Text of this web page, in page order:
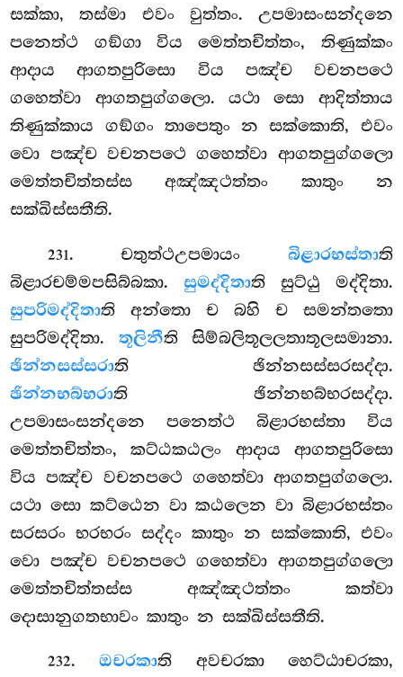
සක්කා, තස්මා එවං වුත්තං. උපමාසංසන්දනෙ
පනෙත්ථ ගඞ්ගා විය මෙත්තචිත්තං, තිණුක්කං
ආදාය ආගතපුරිසො විය පඤ්ච වචනපථෙ
ගහෙත්වා ආගතපුග්ගලො. යථා සො ආදිත්තාය
තිණුක්කාය ගඞ්ගං තාපෙතුං න සක්කොති, එවං
වො පඤ්ච වචනපථෙ ගහෙත්වා ආගතපුග්ගලො
මෙත්තචිත්තස්ස අඤ්ඤථත්තං කාතුං න
සක්ඛිස්සතීති.
231. චතුත්ථඋපමායං බිළාරභස්තාති
බිළාරචම්මපසිබ්බකා.සුමද්දිතාති සුට්ඨු මද්දිතා.
සුපරිමද්දිතාති අන්තො ච බහි ච සමන්තතො
සුපරිමද්දිතා. තූලිනීති සිම්බලිතූලලතාතූලසමානා.
ඡින්නසස්සරාති ඡින්නසස්සරසද්දා.
ඡින්නභබ්භරාති ඡින්නභබ්භරසද්දා.
උපමාසංසන්දනෙ පනෙත්ථ බිළාරභස්තා විය
මෙත්තචිත්තං, කට්ඨකඨලං ආදාය ආගතපුරිසො
විය පඤ්ච වචනපථෙ ගහෙත්වා ආගතපුග්ගලො.
යථා සො කට්ඨෙන වා කඨලෙන වා බිළාරභස්තං
සරසරං භරභරං සද්දං කාතුං න සක්කොති, එවං
වො පඤ්ච වචනපථෙ ගහෙත්වා ආගතපුග්ගලො
මෙත්තචිත්තස්ස අඤ්ඤථත්තං කත්වා
දොසානුගතභාවං කාතුං න සක්ඛිස්සතීති.
232.ඔචරකාති අවචරකා හෙට්ඨාචරකා,